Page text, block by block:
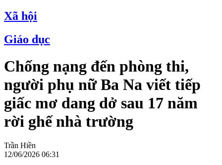
Xã hội
Giáo dục
Chống nạng đến phòng thi,
người phụ nữ Ba Na viết tiếp
giấc mơ dang dở sau 17 năm
rời ghế nhà trường
Trần Hiền
12/06/2026 06:31